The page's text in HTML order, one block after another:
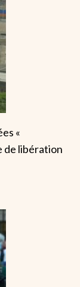
«
de libération